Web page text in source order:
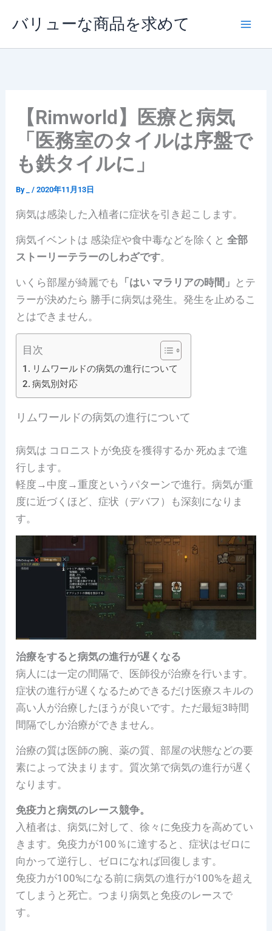
バリューな商品を求めて
【Rimworld】医療と病気
「医務室のタイルは序盤で
も鉄タイルに」
By _/2020年11月13日
病気は感染した入植者に症状を引き起こします。
病気イベントは 感染症や食中毒などを除くと 全部
ストーリーテラーのしわざです。
いくら部屋が綺麗でも 「はい マラリアの時間」 とテ
ラーが決めたら 勝手に病気は発生。発生を止めるこ
とはできません。
目次
リムワールドの病気の進行について
病気別対応
リムワールドの病気の進行について
病気は コロニストが免疫を獲得するか 死ぬまで進
行します。
軽度→中度→重度というパターンで進行。病気が重
度に近づくほど、症状（デバフ）も深刻になりま
す。
治療をすると病気の進行が遅くなる
病人には一定の間隔で、医師役が治療を行います。
症状の進行が遅くなるためできるだけ医療スキルの
高い人が治療したほうが良いです。ただ最短3時間
間隔でしか治療ができません。
治療の質は医師の腕、薬の質、部屋の状態などの要
素によって決まります。質次第で病気の進行が遅く
なります。
免疫力と病気のレース競争。
入植者は、病気に対して、徐々に免疫力を高めてい
きます。免疫力が100％に達すると、症状はゼロに
向かって逆行し、ゼロになれば回復します。
免疫力が100%になる前に病気の進行が100%を超え
てしまうと死亡。つまり病気と免疫のレースで
す。